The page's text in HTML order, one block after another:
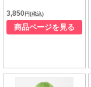
3,850 円(税込)
商品ページを見る